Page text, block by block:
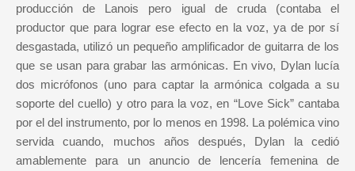
producción de Lanois pero igual de cruda (contaba el
productor que para lograr ese efecto en la voz, ya de por sí
desgastada, utilizó un pequeño amplificador de guitarra de los
que se usan para grabar las armónicas. En vivo, Dylan lucía
dos micrófonos (uno para captar la armónica colgada a su
soporte del cuello) y otro para la voz, en “Love Sick” cantaba
por el del instrumento, por lo menos en 1998. La polémica vino
servida cuando, muchos años después, Dylan la cedió
amablemente para un anuncio de lencería femenina de